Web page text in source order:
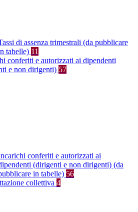
di assenza trimestrali (da pubblicare
tabelle) 11
conferiti e autorizzati ai dipendenti
e non dirigenti) 57
conferiti e autorizzati ai
(dirigenti e non dirigenti) (da
in tabelle) 56
collettiva 4